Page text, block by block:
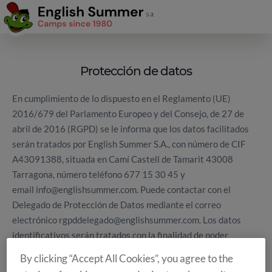
Protección de datos
En cumplimiento de lo dispuesto en el Reglamento (UE)
2016/679 del Parlamento Europeo y del Consejo, de 27 de
abril de 2016 (RGPD) se le informa que los datos facilitados
serán tratados por English Summer S.A., con número de CIF
A43091388, situada en Camí Castell de Tamarit 43008
Tarragona, número teléfono 677 15 30 45 y
email info@englishsummer.com. Puede contactar con el
Delegado de Protección de Datos mediante el correo
electrónico rgpddelegado@englishsummer.com. Los datos
identificativos serán tratados con la finalidad de poder
información, por cualquier medio, sobre noticias, eventos,
By clicking “Accept All Cookies”, you agree to the